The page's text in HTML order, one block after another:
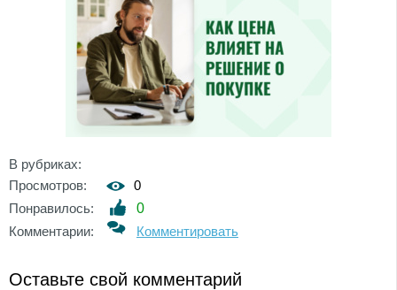
В рубриках:
Просмотров:
0
Понравилось:
0
Комментарии:
Комментировать
Оставьте свой комментарий